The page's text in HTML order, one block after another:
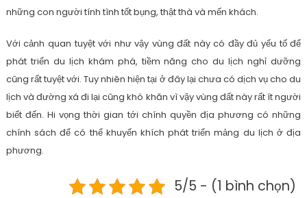
những con người tính tình tốt bụng, thật thà và mến khách.
Với cảnh quan tuyệt với như vậy vùng đất này có đầy đủ yếu tố để
phát triển du lịch khám phá, tiềm năng cho du lịch nghỉ dưỡng
cũng rất tuyệt với. Tuy nhiên hiện tại ở đây lại chưa có dịch vụ cho du
lịch và đường xá đi lại cũng khó khăn vì vậy vùng đất này rất ít người
biết đến. Hi vọng thời gian tới chính quyền địa phương có những
chính sách để có thể khuyến khích phát triển mảng du lịch ở địa
phương.
5/5 - (1 bình chọn)